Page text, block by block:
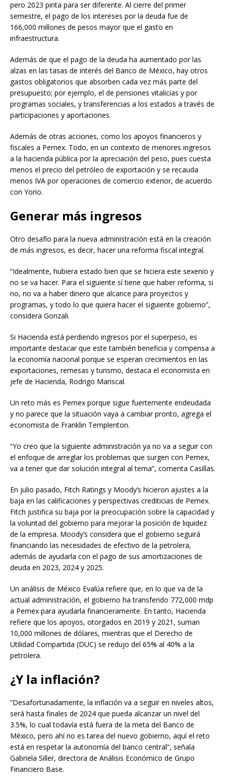
pero 2023 pinta para ser diferente. Al cierre del primer
semestre, el pago de los intereses por la deuda fue de
166,000 millones de pesos mayor que el gasto en
infraestructura.
Además de que el pago de la deuda ha aumentado por las
alzas en las tasas de interés del Banco de México, hay otros
gastos obligatorios que absorben cada vez más parte del
presupuesto; por ejemplo, el de pensiones vitalicias y por
programas sociales, y transferencias a los estados a través de
participaciones y aportaciones.
Además de otras acciones, como los apoyos financieros y
fiscales a Pemex. Todo, en un contexto de menores ingresos
a la hacienda pública por la apreciación del peso, pues cuesta
menos el precio del petróleo de exportación y se recauda
menos IVA por operaciones de comercio exterior, de acuerdo
con Yorio.
Generar más ingresos
Otro desafío para la nueva administración está en la creación
de más ingresos, es decir, hacer una reforma fiscal integral.
“Idealmente, hubiera estado bien que se hiciera este sexenio y
no se va hacer. Para el siguiente sí tiene que haber reforma, si
no, no va a haber dinero que alcance para proyectos y
programas, y todo lo que quiera hacer el siguiente gobierno”,
considera Gonzali.
Si Hacienda está perdiendo ingresos por el superpeso, es
importante destacar que este también beneficia y compensa a
la economía nacional porque se esperan crecimientos en las
exportaciones, remesas y turismo, destaca el economista en
jefe de Hacienda, Rodrigo Mariscal.
Un reto más es Pemex porque sigue fuertemente endeudada
y no parece que la situación vaya a cambiar pronto, agrega el
economista de Franklin Templenton.
“Yo creo que la siguiente administración ya no va a seguir con
el enfoque de arreglar los problemas que surgen con Pemex,
va a tener que dar solución integral al tema”, comenta Casillas.
En julio pasado, Fitch Ratings y Moody’s hicieron ajustes a la
baja en las calificaciones y perspectivas crediticias de Pemex.
Fitch justifica su baja por la preocupación sobre la capacidad y
la voluntad del gobierno para mejorar la posición de liquidez
de la empresa. Moody’s considera que el gobierno seguirá
financiando las necesidades de efectivo de la petrolera,
además de ayudarla con el pago de sus amortizaciones de
deuda en 2023, 2024 y 2025.
Un análisis de México Evalúa refiere que, en lo que va de la
actual administración, el gobierno ha transferido 772,000 mdp
a Pemex para ayudarla financieramente. En tanto, Hacienda
refiere que los apoyos, otorgados en 2019 y 2021, suman
10,000 millones de dólares, mientras que el Derecho de
Utilidad Compartida (DUC) se redujo del 65% al 40% a la
petrolera.
¿Y la inflación?
“Desafortunadamente, la inflación va a seguir en niveles altos,
será hasta finales de 2024 que pueda alcanzar un nivel del
3.5%, lo cual todavía está fuera de la meta del Banco de
México, pero ahí no es tarea del nuevo gobierno, aquí el reto
está en respetar la autonomía del banco central”, señala
Gabriela Siller, directora de Análisis Económico de Grupo
Financiero Base.